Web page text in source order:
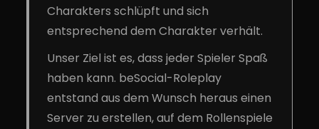
Charakters schlüpft und sich
entsprechend dem Charakter verhält.
Unser Ziel ist es, dass jeder Spieler Spaß
haben kann. beSocial-Roleplay
entstand aus dem Wunsch heraus einen
Server zu erstellen, auf dem Rollenspiele